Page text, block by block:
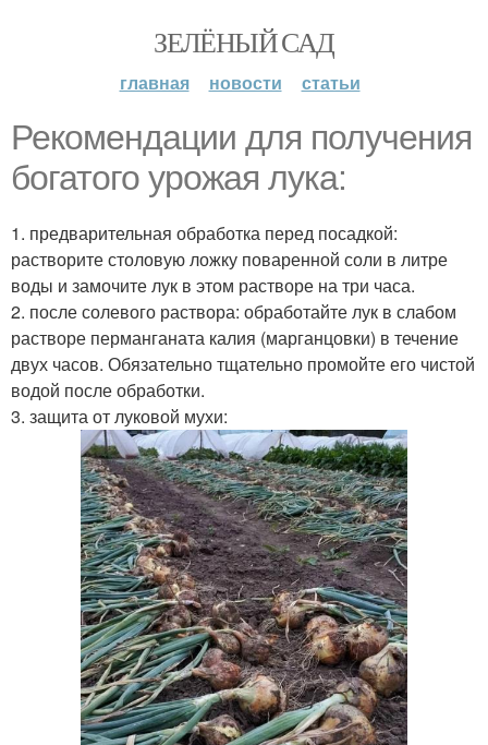
ЗЕЛЁНЫЙ САД
главная новости статьи
Рекомендации для получения
богатого урожая лука:
1. предварительная обработка перед посадкой:
растворите столовую ложку поваренной соли в литре
воды и замочите лук в этом растворе на три часа.
2. после солевого раствора: обработайте лук в слабом
растворе перманганата калия (марганцовки) в течение
двух часов. Обязательно тщательно промойте его чистой
водой после обработки.
3. защита от луковой мухи: